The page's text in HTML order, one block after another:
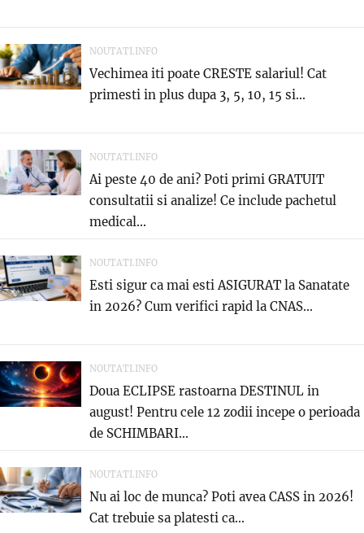
NOUTATI.INFO
Vechimea iti poate CRESTE salariul! Cat
primesti in plus dupa 3, 5, 10, 15 si...
NOUTATI.INFO
Ai peste 40 de ani? Poti primi GRATUIT
consultatii si analize! Ce include pachetul
medical...
NOUTATI.INFO
Esti sigur ca mai esti ASIGURAT la Sanatate
in 2026? Cum verifici rapid la CNAS...
NOUTATI.INFO
Doua ECLIPSE rastoarna DESTINUL in
august! Pentru cele 12 zodii incepe o perioada
de SCHIMBARI...
NOUTATI.INFO
Nu ai loc de munca? Poti avea CASS in 2026!
Cat trebuie sa platesti ca...